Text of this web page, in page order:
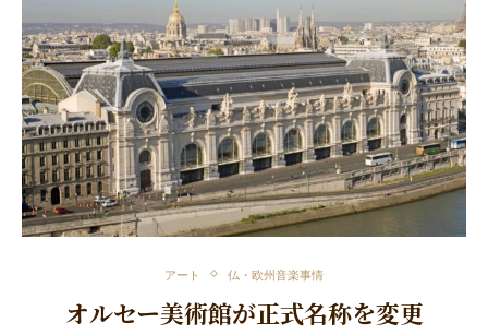
アート 仏・欧州音楽事情
オルセー美術館が正式名称を変更